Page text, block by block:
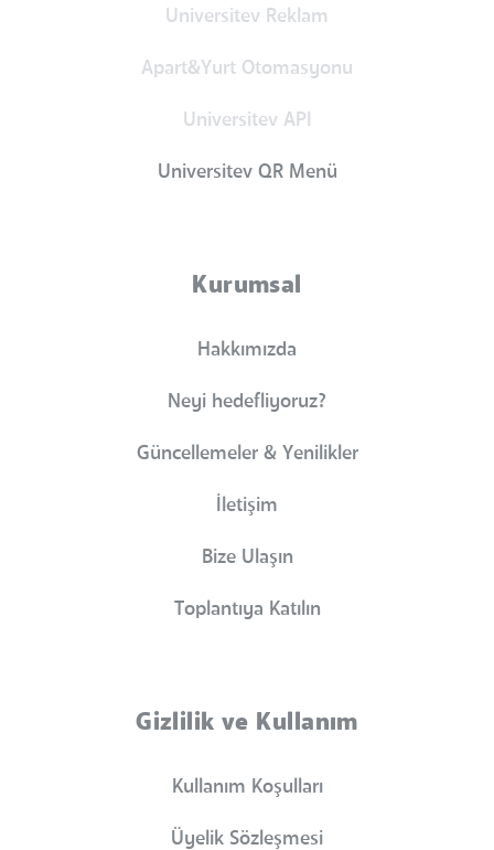
Universitev Reklam
Apart&Yurt Otomasyonu
Universitev API
Universitev QR Menü
Kurumsal
Hakkımızda
Neyi hedefliyoruz?
Güncellemeler & Yenilikler
İletişim
Bize Ulaşın
Toplantıya Katılın
Gizlilik ve Kullanım
Kullanım Koşulları
Üyelik Sözleşmesi